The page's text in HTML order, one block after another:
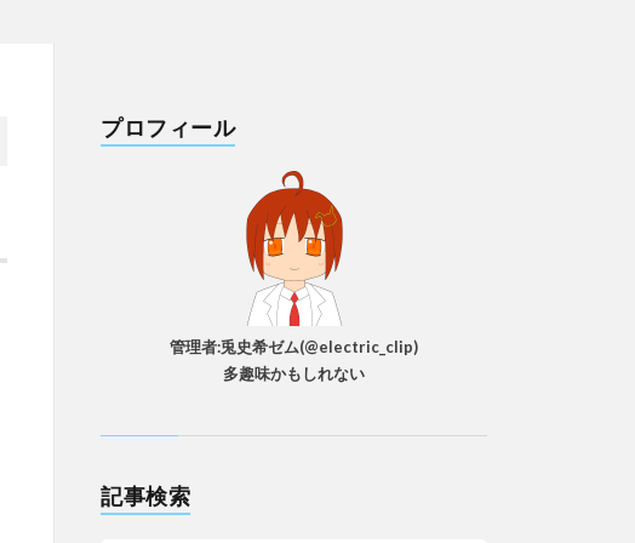
プロフィール
管理者:兎史希ゼム(@electric_clip)
多趣味かもしれない
記事検索